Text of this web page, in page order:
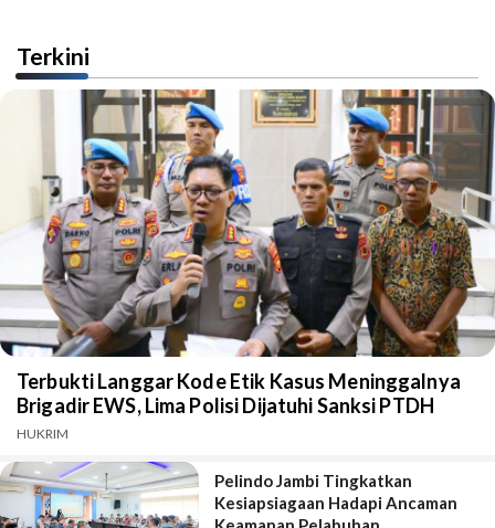
Terkini
Terbukti Langgar Kode Etik Kasus Meninggalnya
Brigadir EWS, Lima Polisi Dijatuhi Sanksi PTDH
HUKRIM
Pelindo Jambi Tingkatkan
Kesiapsiagaan Hadapi Ancaman